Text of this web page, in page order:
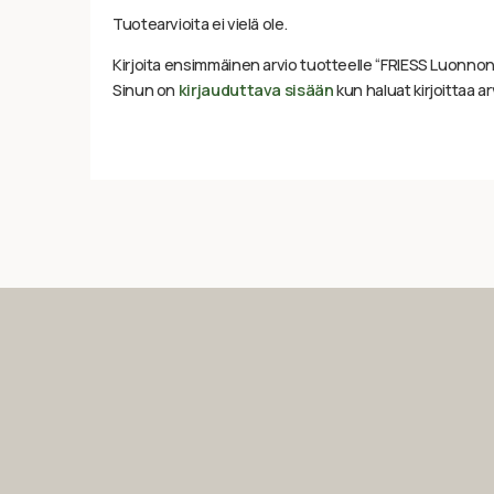
Tuotearvioita ei vielä ole.
Kirjoita ensimmäinen arvio tuotteelle “FRIESS
Sinun on kirjauduttava sisäänkun haluat kirjoittaa